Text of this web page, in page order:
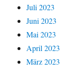
Juli 2023
Juni 2023
Mai 2023
April 2023
März 2023